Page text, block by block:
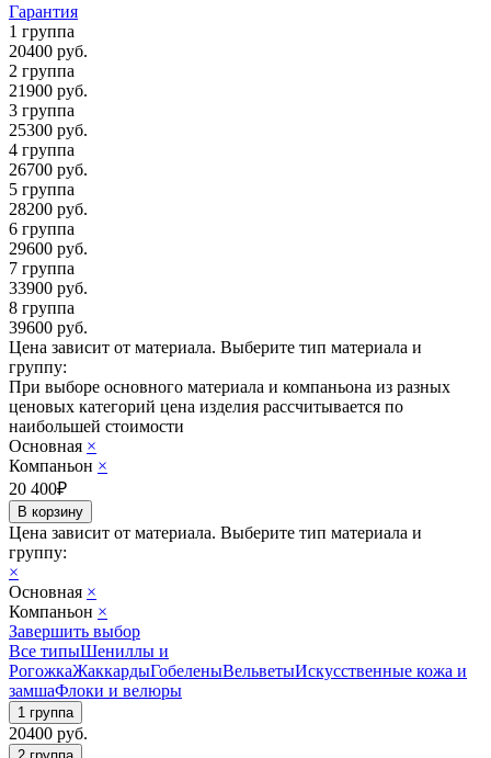
Гарантия
1 группа
20400 руб.
2 группа
21900 руб.
3 группа
25300 руб.
4 группа
26700 руб.
5 группа
28200 руб.
6 группа
29600 руб.
7 группа
33900 руб.
8 группа
39600 руб.
Цена зависит от материала. Выберите тип материала и
группу:
При выборе основного материала и компаньона из разных
ценовых категорий цена изделия рассчитывается по
наибольшей стоимости
Основная ×
Компаньон ×
20 400₽
Цена зависит от материала. Выберите тип материала и
группу:
×
Основная ×
Компаньон ×
Завершить выбор
Все типыШениллы и
РогожкаЖаккардыГобеленыВельветыИскусственные кожа и
замшаФлоки и велюры
20400 руб.